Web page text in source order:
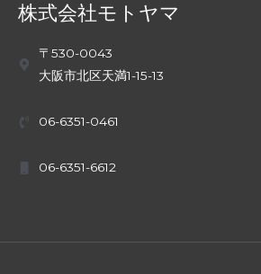
株式会社モトヤマ
〒530-0043
大阪市北区天満1-15-13
06-6351-0461
06-6351-6612